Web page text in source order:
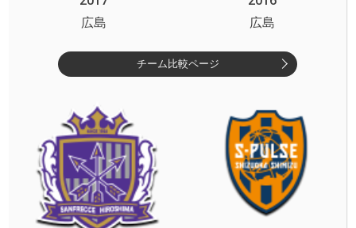
広島
広島
チーム比較ページ